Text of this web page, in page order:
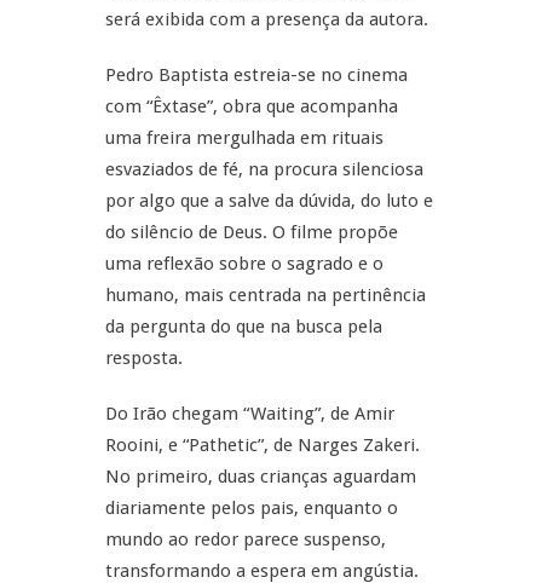
será exibida com a presença da autora.
Pedro Baptista estreia-se no cinema
com “Êxtase”, obra que acompanha
uma freira mergulhada em rituais
esvaziados de fé, na procura silenciosa
por algo que a salve da dúvida, do luto e
do silêncio de Deus. O filme propõe
uma reflexão sobre o sagrado e o
humano, mais centrada na pertinência
da pergunta do que na busca pela
resposta.
Do Irão chegam “Waiting”, de Amir
Rooini, e “Pathetic”, de Narges Zakeri.
No primeiro, duas crianças aguardam
diariamente pelos pais, enquanto o
mundo ao redor parece suspenso,
transformando a espera em angústia.